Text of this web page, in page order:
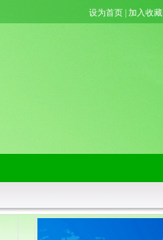
设为首页 加入收藏